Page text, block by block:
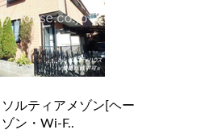
ルティアメゾン[ヘー
ン・Wi-F..